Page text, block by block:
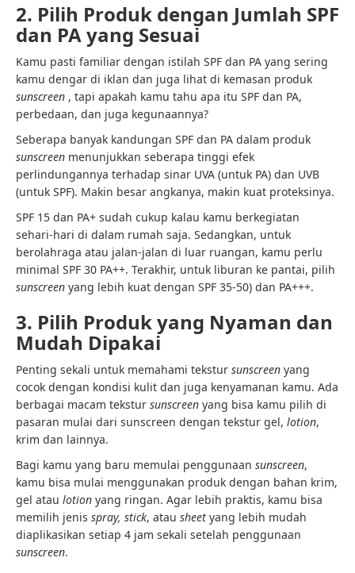
2. Pilih Produk dengan Jumlah SPF
dan PA yang Sesuai
Kamu pasti familiar dengan istilah SPF dan PA yang sering
kamu dengar di iklan dan juga lihat di kemasan produk
sunscreen , tapi apakah kamu tahu apa itu SPF dan PA,
perbedaan, dan juga kegunaannya?
Seberapa banyak kandungan SPF dan PA dalam produk
sunscreen menunjukkan seberapa tinggi efek
perlindungannya terhadap sinar UVA (untuk PA) dan UVB
(untuk SPF). Makin besar angkanya, makin kuat proteksinya.
SPF 15 dan PA+ sudah cukup kalau kamu berkegiatan
sehari-hari di dalam rumah saja. Sedangkan, untuk
berolahraga atau jalan-jalan di luar ruangan, kamu perlu
minimal SPF 30 PA++. Terakhir, untuk liburan ke pantai, pilih
sunscreen yang lebih kuat dengan SPF 35-50) dan PA+++.
3. Pilih Produk yang Nyaman dan
Mudah Dipakai
Penting sekali untuk memahami tekstur sunscreen yang
cocok dengan kondisi kulit dan juga kenyamanan kamu. Ada
berbagai macam tekstur sunscreen yang bisa kamu pilih di
pasaran mulai dari sunscreen dengan tekstur gel, lotion,
krim dan lainnya.
Bagi kamu yang baru memulai penggunaan sunscreen,
kamu bisa mulai menggunakan produk dengan bahan krim,
gel atau lotion yang ringan. Agar lebih praktis, kamu bisa
memilih jenis spray, stick, atau sheet yang lebih mudah
diaplikasikan setiap 4 jam sekali setelah penggunaan
sunscreen.